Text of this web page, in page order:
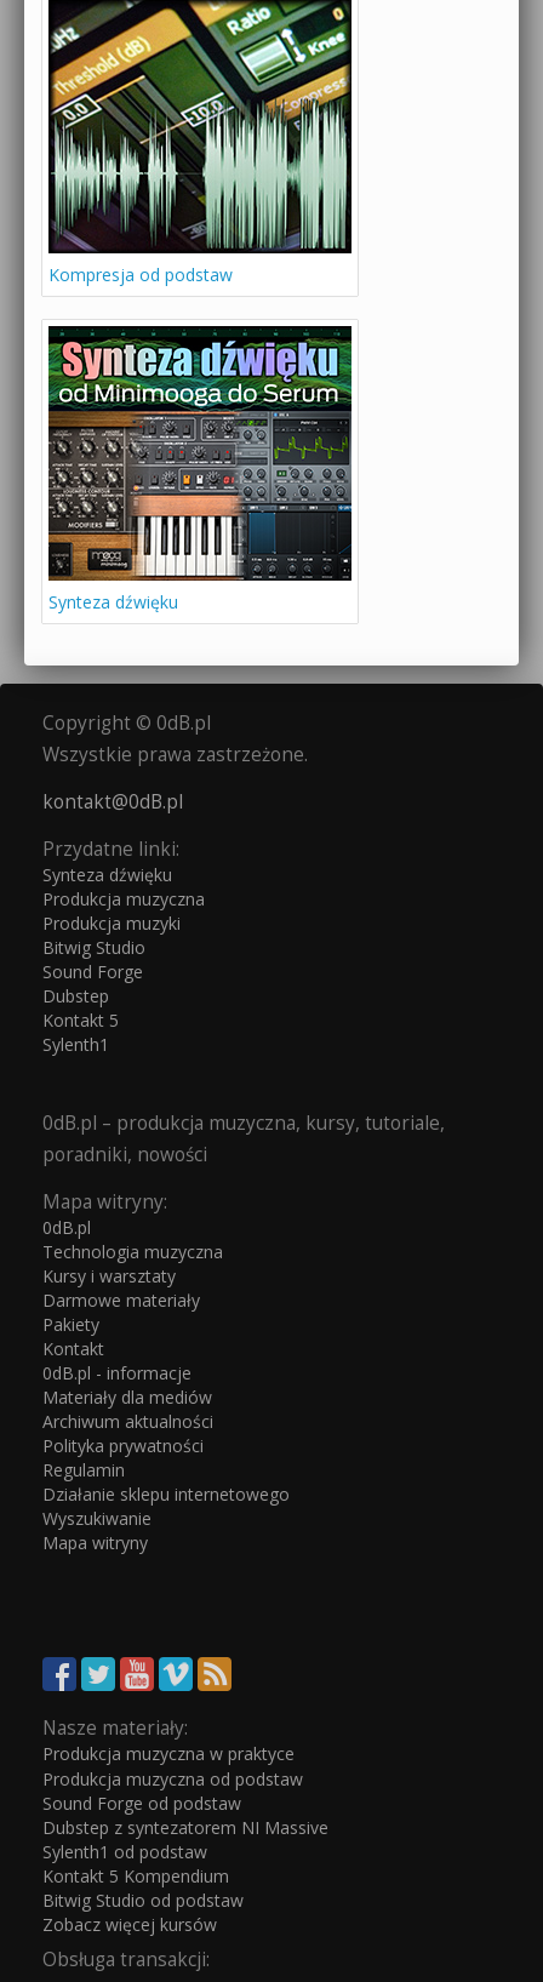
Kompresja od podstaw
Synteza dźwięku
Copyright © 0dB.pl
Wszystkie prawa zastrzeżone.
kontakt@0dB.pl
Przydatne linki:
Synteza dźwięku
Produkcja muzyczna
Produkcja muzyki
Bitwig Studio
Sound Forge
Dubstep
Kontakt 5
Sylenth1
0dB.pl – produkcja muzyczna, kursy, tutoriale,
poradniki, nowości
Mapa witryny:
0dB.pl
Technologia muzyczna
Kursy i warsztaty
Darmowe materiały
Pakiety
Kontakt
0dB.pl - informacje
Materiały dla mediów
Archiwum aktualności
Polityka prywatności
Regulamin
Działanie sklepu internetowego
Wyszukiwanie
Mapa witryny
Nasze materiały:
Produkcja muzyczna w praktyce
Produkcja muzyczna od podstaw
Sound Forge od podstaw
Dubstep z syntezatorem NI Massive
Sylenth1 od podstaw
Kontakt 5 Kompendium
Bitwig Studio od podstaw
Zobacz więcej kursów
Obsługa transakcji: